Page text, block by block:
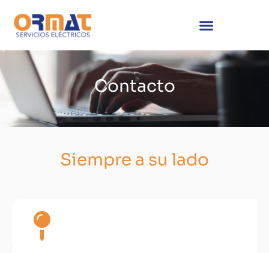
Contacto
Siempre a su lado